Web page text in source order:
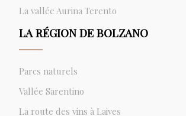
La vallée Aurina Terento
LA RÉGION DE BOLZANO
Parcs naturels
Vallée Sarentino
La route des vins à Laives